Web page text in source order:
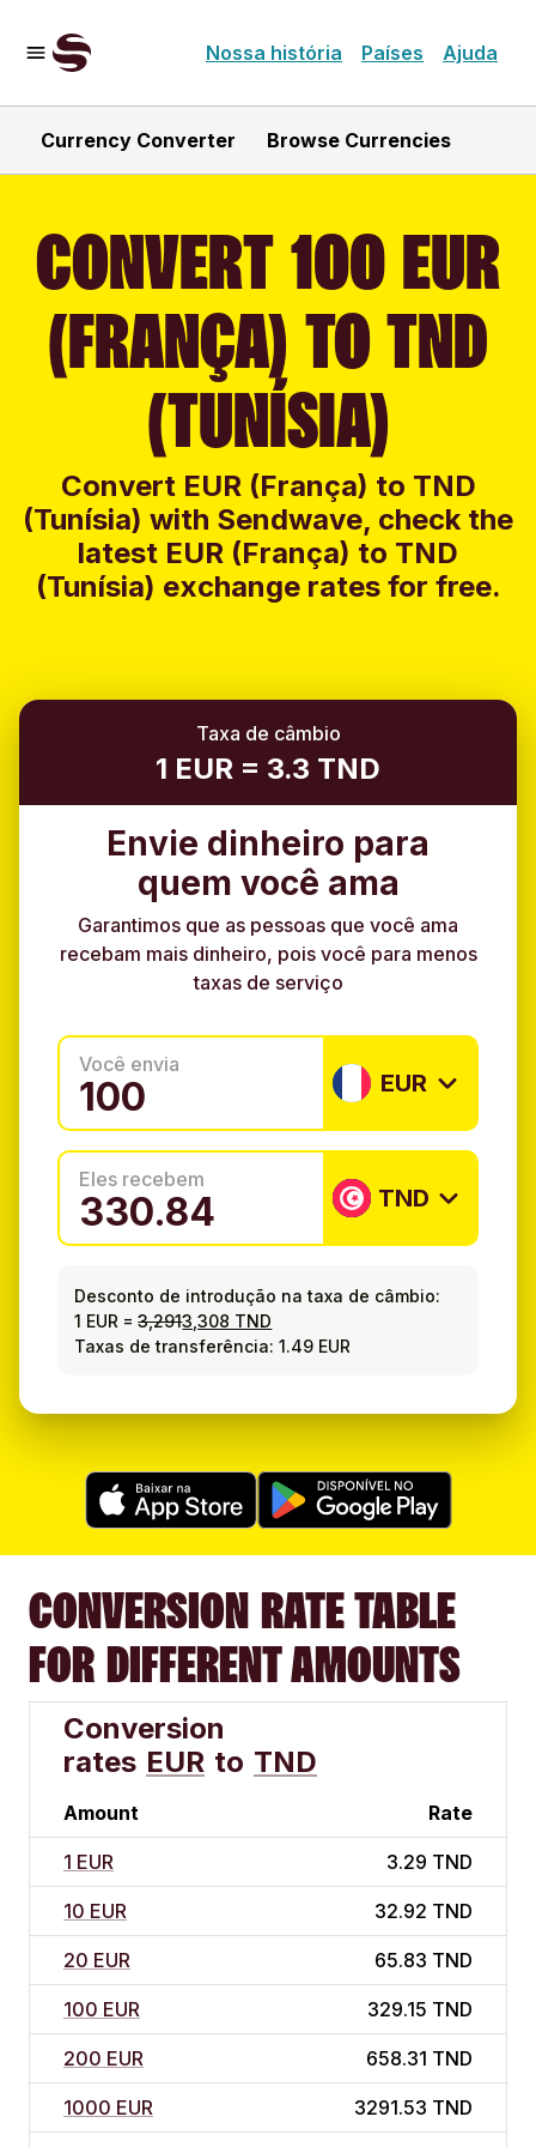
Nossa história Países Ajuda
Currency Converter Browse Currencies
CONVERT 100 EUR
(FRANÇA) TO TND
(TUNÍSIA)
Convert EUR (França) to TND
(Tunísia) with Sendwave, check the
latest EUR (França) to TND
(Tunísia) exchange rates for free.
Taxa de câmbio
1 EUR = 3.3 TND
Envie dinheiro para
quem você ama
Garantimos que as pessoas que você ama
recebam mais dinheiro, pois você para menos
taxas de serviço
Você envia
EUR
Eles recebem
TND
Desconto de introdução na taxa de câmbio:
1 EUR =3,2913,308 TND
Taxas de transferência: 1.49 EUR
CONVERSION RATE TABLE
FOR DIFFERENT AMOUNTS
Conversion
rates EUR to TND
Amount Rate
1 EUR 3.29 TND
10 EUR 32.92 TND
20 EUR 65.83 TND
100 EUR 329.15 TND
200 EUR 658.31 TND
1000 EUR 3291.53 TND